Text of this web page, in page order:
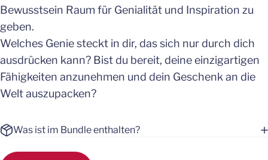
Bewusstsein Raum für Genialität und Inspiration zu
geben.
Welches Genie steckt in dir, das sich nur durch dich
ausdrücken kann? Bist du bereit, deine einzigartigen
Fähigkeiten anzunehmen und dein Geschenk an die
Welt auszupacken?
Was ist im Bundle enthalten?